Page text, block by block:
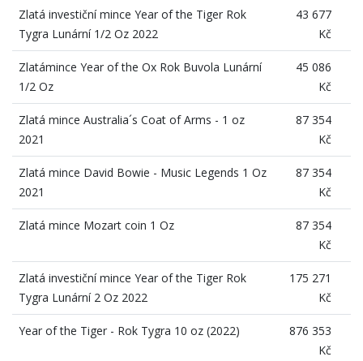
Zlatá investiční mince Year of the Tiger Rok
Tygra Lunární 1/2 Oz 2022
43 677
Kč
Zlatámince Year of the Ox Rok Buvola Lunární
1/2 Oz
45 086
Kč
Zlatá mince Australia´s Coat of Arms - 1 oz
2021
87 354
Kč
Zlatá mince David Bowie - Music Legends 1 Oz
2021
87 354
Kč
Zlatá mince Mozart coin 1 Oz
87 354
Kč
Zlatá investiční mince Year of the Tiger Rok
Tygra Lunární 2 Oz 2022
175 271
Kč
Year of the Tiger - Rok Tygra 10 oz (2022)
876 353
Kč